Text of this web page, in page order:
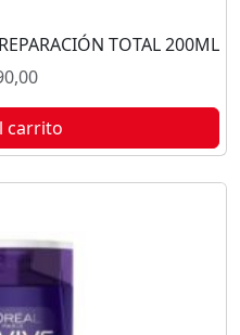
TOTAL 200ML
carrito